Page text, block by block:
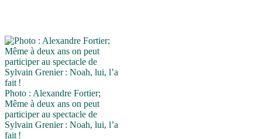
Photo : Alexandre Fortier;
Même à deux ans on peut
participer au spectacle de
Sylvain Grenier : Noah, lui, l’a
fait !